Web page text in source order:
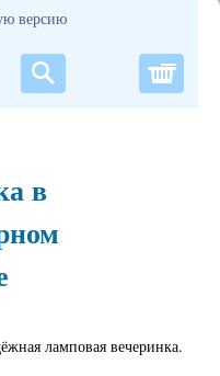
версию
в
ламповая вечеринка.